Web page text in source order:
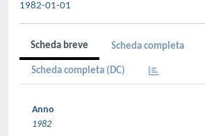
1982-01-01
Scheda breve Scheda completa
Scheda completa (DC)
Anno
1982